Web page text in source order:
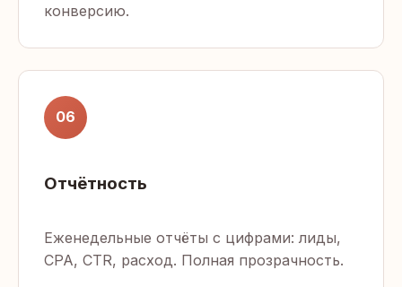
конверсию.
06
Отчётность
Еженедельные отчёты с цифрами: лиды,
CPA, CTR, расход. Полная прозрачность.